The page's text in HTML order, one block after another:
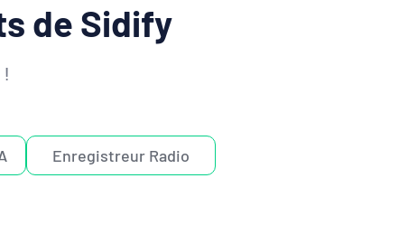
de Sidify
Enregistreur Radio